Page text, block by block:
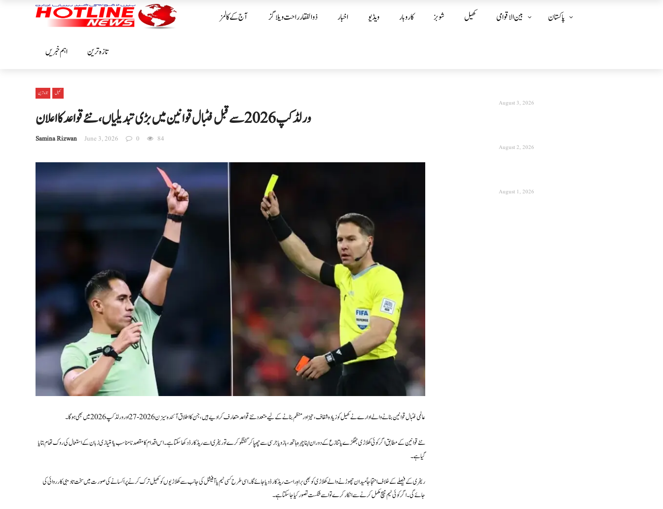
آج کے کالمز ذوالفقار راحت ویلاگز اخبار ویڈیو کاروبار شوبز کھیل بین الا قوامی پاکستان
اہم خبریں تازہ ترین
تازہ ترین کھیل
ورلڈ کپ 2026 سے قبل فٹبال قوانین میں بڑی تبدیلیاں، نئے قواعد کا اعلان
Samina Rizwan June 3, 2026 0 84
عالمی فٹبال قوانین بنانے والے ادارے نے کھیل کو زیادہ شفاف، تیز اور منظم بنانے کے لیے متعدد نئے قواعد متعارف کرا دیے ہیں، جن کا اطلاق آئندہ سیزن 2026-27 اور ورلڈ کپ 2026 میں بھی ہوگا۔
نئے قوانین کے مطابق اگر کوئی کھلاڑی جھگڑے یا تنازع کے دوران اپنا چہرہ ہاتھ، بازو یا جرسی سے چھپا کر گفتگو کرے تو ریفری اسے ریڈ کارڈ دکھا سکتا ہے۔ اس اقدام کا مقصد نامناسب یا امتیازی زبان کے استعمال کی روک تھام بتایا
گیا ہے۔
ریفری کے فیصلے کے خلاف احتجاجاً میدان چھوڑنے والے کھلاڑی کو بھی براہِ راست ریڈ کارڈ دیا جائے گا۔ اسی طرح کسی ٹیم یا آفیشل کی جانب سے کھلاڑیوں کو کھیل ترک کرنے پر اکسانے کی صورت میں سخت تادیبی کارروائی کی
جائے گی۔ اگر کوئی ٹیم میچ مکمل کرنے سے انکار کرے تو اسے شکست تصور کیا جا سکتا ہے۔
August 3, 2026
August 2, 2026
August 1, 2026